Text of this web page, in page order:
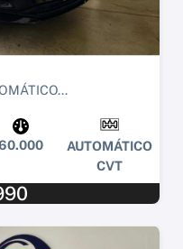
AUTOMÁTICO
CVT